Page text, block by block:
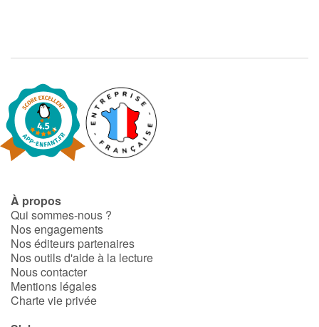
À propos
Qui sommes-nous ?
Nos engagements
Nos éditeurs partenaires
Nos outils d'aide à la lecture
Nous contacter
Mentions légales
Charte vie privée